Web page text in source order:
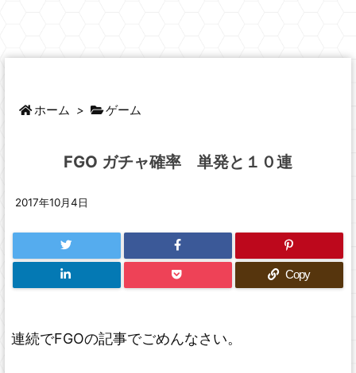
ホーム > ゲーム
FGO ガチャ確率 単発と１０連
2017年10月4日
Copy
連続でFGOの記事でごめんなさい。